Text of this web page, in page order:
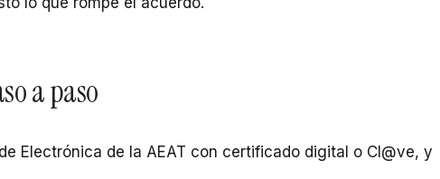
a paso
Electrónica de la AEAT con certificado digital o Cl@ve, y